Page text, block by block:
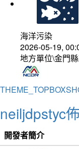
海洋污染
2026-05-19,
地方單位\金門
neiljdpstyc
開發者簡介